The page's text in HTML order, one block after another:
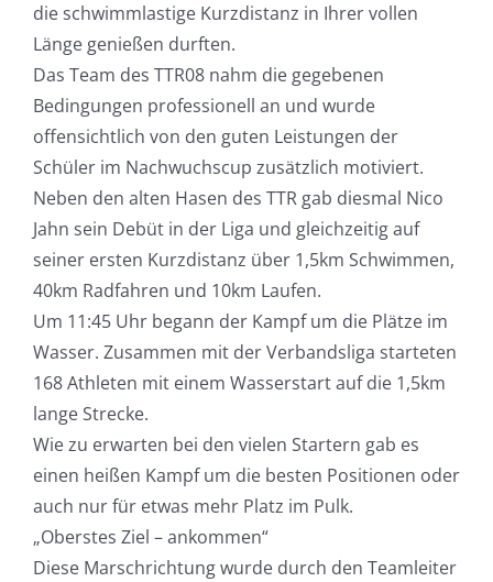
die schwimmlastige Kurzdistanz in Ihrer vollen
Länge genießen durften.
Das Team des TTR08 nahm die gegebenen
Bedingungen professionell an und wurde
offensichtlich von den guten Leistungen der
Schüler im Nachwuchscup zusätzlich motiviert.
Neben den alten Hasen des TTR gab diesmal Nico
Jahn sein Debüt in der Liga und gleichzeitig auf
seiner ersten Kurzdistanz über 1,5km Schwimmen,
40km Radfahren und 10km Laufen.
Um 11:45 Uhr begann der Kampf um die Plätze im
Wasser. Zusammen mit der Verbandsliga starteten
168 Athleten mit einem Wasserstart auf die 1,5km
lange Strecke.
Wie zu erwarten bei den vielen Startern gab es
einen heißen Kampf um die besten Positionen oder
auch nur für etwas mehr Platz im Pulk.
„Oberstes Ziel – ankommen“
Diese Marschrichtung wurde durch den Teamleiter